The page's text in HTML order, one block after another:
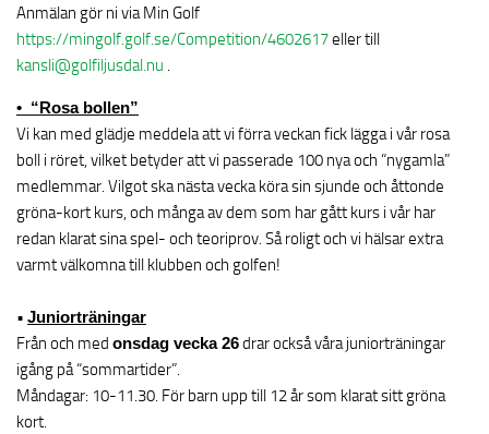
Anmälan gör ni via Min Golf
https://mingolf.golf.se/Competition/4602617eller till
kansli@golfiljusdal.nu .
• “Rosa bollen”
Vi kan med glädje meddela att vi förra veckan fick lägga i vår rosa
boll i röret, vilket betyder att vi passerade 100 nya och “nygamla”
medlemmar. Vilgot ska nästa vecka köra sin sjunde och åttonde
gröna-kort kurs, och många av dem som har gått kurs i vår har
redan klarat sina spel- och teoriprov. Så roligt och vi hälsar extra
varmt välkomna till klubben och golfen!
• Juniorträningar
Från och med onsdag vecka 26drar också våra juniorträningar
igång på “sommartider”.
Måndagar: 10-11.30. För barn upp till 12 år som klarat sitt gröna
kort.